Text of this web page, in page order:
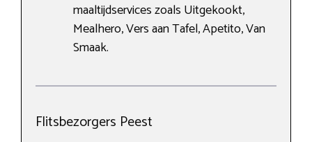
maaltijdservices zoals Uitgekookt,
Mealhero, Vers aan Tafel, Apetito, Van
Smaak.
Flitsbezorgers Peest